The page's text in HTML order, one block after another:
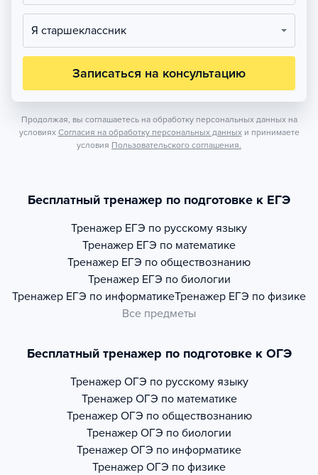
Я старшеклассник
Записаться на консультацию
Продолжая, вы соглашаетесь на обработку персональных данных на
условиях Согласия на обработку персональных данных и принимаете
условия Пользовательского соглашения.
Бесплатный тренажер по подготовке к ЕГЭ
Тренажер ЕГЭ по русскому языку
Тренажер ЕГЭ по математике
Тренажер ЕГЭ по обществознанию
Тренажер ЕГЭ по биологии
Тренажер ЕГЭ по информатикеТренажер ЕГЭ по физике
Все предметы
Бесплатный тренажер по подготовке к ОГЭ
Тренажер ОГЭ по русскому языку
Тренажер ОГЭ по математике
Тренажер ОГЭ по обществознанию
Тренажер ОГЭ по биологии
Тренажер ОГЭ по информатике
Тренажер ОГЭ по физике